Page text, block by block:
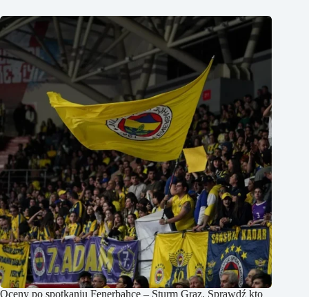
Oceny po spotkaniu Fenerbahce – Sturm Graz. Sprawdź kto